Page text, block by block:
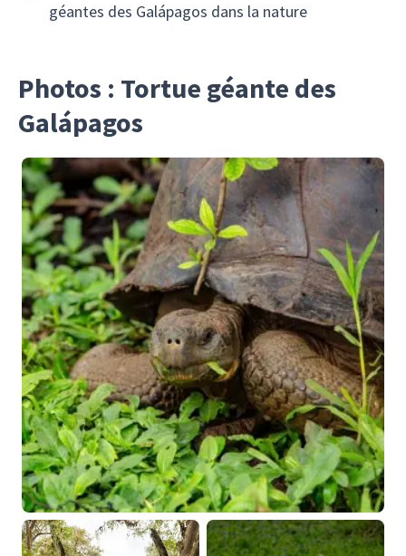
géantes des Galápagos dans la nature
Photos : Tortue géante des
Galápagos